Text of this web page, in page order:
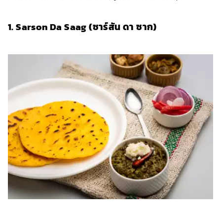
1. Sarson Da Saag (ซาร์สัน ดา ซาก)